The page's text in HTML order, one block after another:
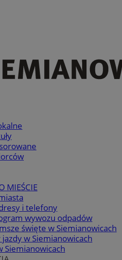
MIEŚCIE
i telefony
wywozu odpadów
święte w Siemianowicach
jazdy w Siemianowicach
Siemianowicach